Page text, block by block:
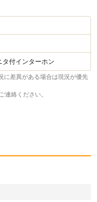
タ付インターホン
に差異がある場合は現況が優先
連絡ください。